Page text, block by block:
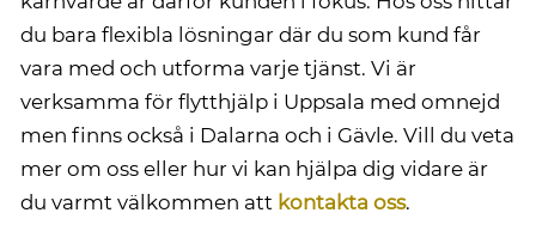
du bara flexibla lösningar där du som kund får
vara med och utforma varje tjänst. Vi är
verksamma för flytthjälp i Uppsala med omnejd
men finns också i Dalarna och i Gävle. Vill du veta
mer om oss eller hur vi kan hjälpa dig vidare är
du varmt välkommen att kontakta oss.